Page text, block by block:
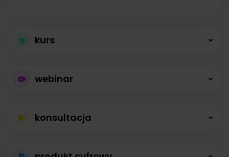
kurs
kursów
Kursy online z modułami, lekcjami, nagraniami i
opisami dostępne od zaraz.
webinar
bez limitów
konsultacja